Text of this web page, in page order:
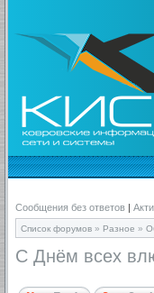
Сообщения без ответов |
Список форумов » Разное »
С Днём всех